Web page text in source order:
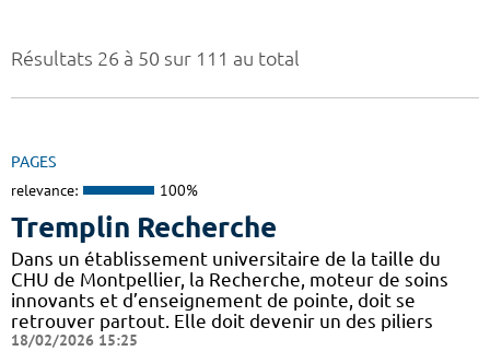
Résultats 26 à 50 sur 111 au total
PAGES
relevance: 100%
Tremplin Recherche
Dans un établissement universitaire de la taille du
CHU de Montpellier, la Recherche, moteur de soins
innovants et d’enseignement de pointe, doit se
retrouver partout. Elle doit devenir un des piliers
18/02/2026 15:25